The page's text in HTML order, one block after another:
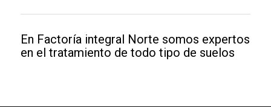
En Factoría integral Norte somos expertos
en el tratamiento de todo tipo de suelos